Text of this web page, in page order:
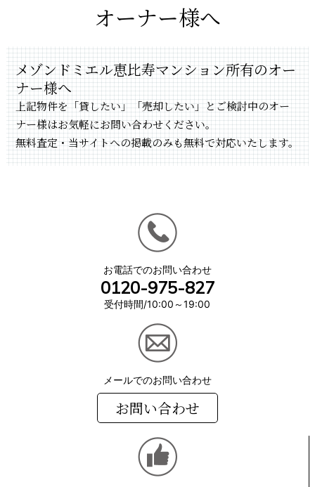
オーナー様へ
メゾンドミエル恵比寿マンション所有のオー
ナー様へ
上記物件を「貸したい」「売却したい」とご検討中のオー
ナー様はお気軽にお問い合わせください。
無料査定・当サイトへの掲載のみも無料で対応いたします。
お電話でのお問い合わせ
0120-975-827
受付時間/10:00～19:00
メールでのお問い合わせ
お問い合わせ